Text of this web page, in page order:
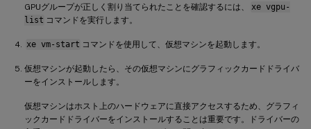
GPUグループが正しく割り当てられたことを確認するには、
xe vgpu-
list コマンドを実行します。
xe vm-start コマンドを使用して、仮想マシンを起動します。
仮想マシンが起動したら、その仮想マシンにグラフィックカードドライバ
ーをインストールします。
仮想マシンはホスト上のハードウェアに直接アクセスするため、グラフィ
ックカードドライバーをインストールすることは重要です。ドライバーの